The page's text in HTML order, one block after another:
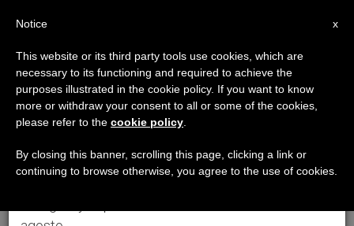
×
Aviso importante
Del 27 de julio al 7 de agosto haremos la pausa
anual, aprovechando que en el periodo de verano
se generan menos informaciones y también el
x
Notice
This website or its third party tools use cookies, which are
necessary to its functioning and required to achieve the
purposes illustrated in the cookie policy. If you want to know
more or withdraw your consent to all or some of the cookies,
please refer to the cookie policy
By closing this banner, scrolling this page, clicking a link or
continuing to browse otherwise, you agree to the use of cookies.